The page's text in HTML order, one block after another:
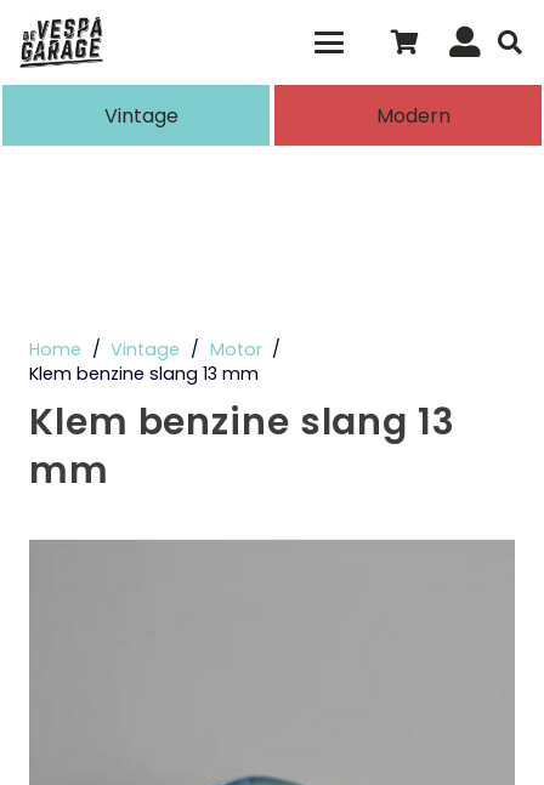
de resultaten voor automatisch
Vintage Modern
Home / Vintage / Motor /
Klem benzine slang 13 mm
Klem benzine slang 13
mm